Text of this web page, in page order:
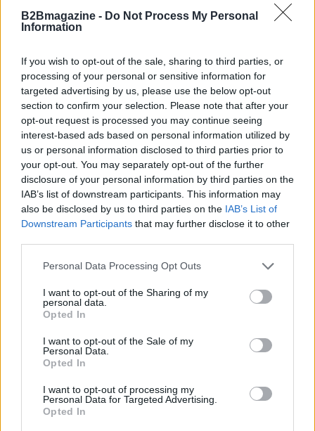
B2Bmagazine - Do Not Process My Personal
Information
If you wish to opt-out of the sale, sharing to third parties, or
processing of your personal or sensitive information for
targeted advertising by us, please use the below opt-out
section to confirm your selection. Please note that after your
opt-out request is processed you may continue seeing
interest-based ads based on personal information utilized by
us or personal information disclosed to third parties prior to
your opt-out. You may separately opt-out of the further
disclosure of your personal information by third parties on the
IAB’s list of downstream participants. This information may
also be disclosed by us to third parties on the IAB’s List of
Downstream Participants that may further disclose it to other
Please note that this website/app uses one or more Google
not limited to your visit or usage behaviour. You may click to
grant or deny consent to Google and its third-party tags to
use your data for below specified purposes in below Google
consent section.
Personal Data Processing Opt Outs
I want to opt-out of the Sharing of my
personal data.
Opted In
I want to opt-out of the Sale of my
Personal Data.
Opted In
I want to opt-out of processing my
Personal Data for Targeted Advertising.
Opted In
Continua a leggere
B2B NEWS